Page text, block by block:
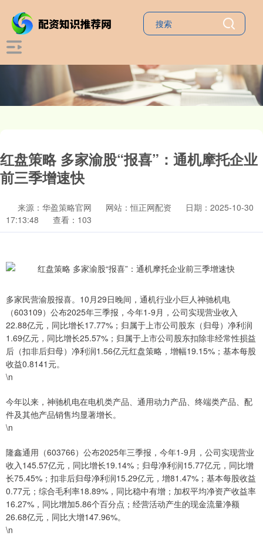
红盘策略 多家渝股“报喜”：通机摩托企业
前三季增速快
来源：华盈策略官网 网站：恒正网配资
日期：2025-10-30
17:13:48
查看：103
多家民营渝股报喜。10月29日晚间，通机行业小巨人神驰机电
（603109）公布2025年三季报，今年1-9月，公司实现营业收入
22.88亿元，同比增长17.77%；归属于上市公司股东（归母）净利润
1.69亿元，同比增长25.57%；归属于上市公司股东扣除非经常性损益
后（扣非后归母）净利润1.56亿元红盘策略，增幅19.15%；基本每股
收益0.8141元。
\n
今年以来，神驰机电在电机类产品、通用动力产品、终端类产品、配
件及其他产品销售均显著增长。
\n
隆鑫通用（603766）公布2025年三季报，今年1-9月，公司实现营业
收入145.57亿元，同比增长19.14%；归母净利润15.77亿元，同比增
长75.45%；扣非后归母净利润15.29亿元，增81.47%；基本每股收益
0.77元；综合毛利率18.89%，同比稳中有增；加权平均净资产收益率
16.27%，同比增加5.86个百分点；经营活动产生的现金流量净额
26.68亿元，同比大增147.96%。
\n